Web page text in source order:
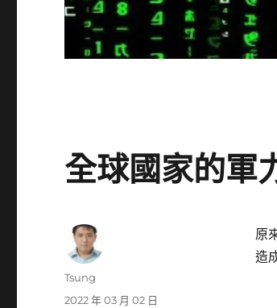
全球國家的軍
原
造
作
Tsung
發
2022 年 03 月 02 日